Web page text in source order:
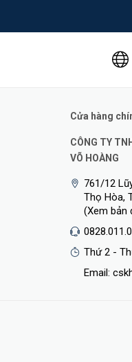
Cửa hàng
CÔNG TY
VÕ HOÀNG
761/12
Thọ Hòa,
(Xem bản
Thứ 2 -
Email: